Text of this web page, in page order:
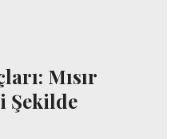
Mısır
Şekilde